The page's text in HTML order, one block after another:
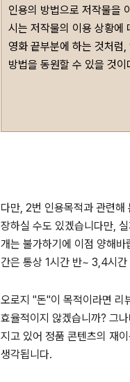
인용의 방법으로 저작물을
시는 저작물의 이용 상황에
영화 끝부분에 하는 것처럼
방법을 동원할 수 있을 것이
다만, 2번 인용목적과 관련해
장하실 수도 있겠습니다만,
개는 불가하기에 이점 양해
간은 통상 1시간 반~ 3,4시간
오로지 "돈"이 목적이라면 리
효율적이지 않겠습니까? 그
지고 있어 정품 콘텐츠의 재
생각됩니다.